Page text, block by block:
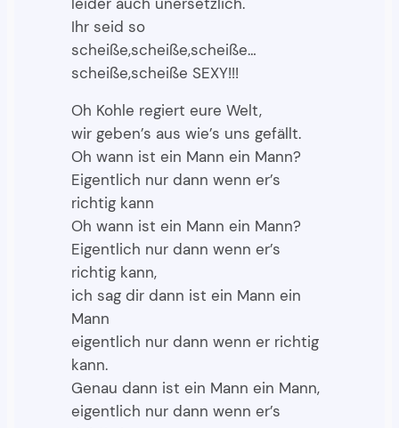
leider auch unersetzlich.
Ihr seid so
scheiße,scheiße,scheiße…
scheiße,scheiße SEXY!!!
Oh Kohle regiert eure Welt,
wir geben’s aus wie’s uns gefällt.
Oh wann ist ein Mann ein Mann?
Eigentlich nur dann wenn er’s
richtig kann
Oh wann ist ein Mann ein Mann?
Eigentlich nur dann wenn er’s
richtig kann,
ich sag dir dann ist ein Mann ein
Mann
eigentlich nur dann wenn er richtig
kann.
Genau dann ist ein Mann ein Mann,
eigentlich nur dann wenn er’s